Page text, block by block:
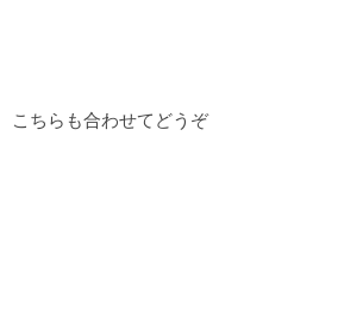
こちらも合わせてどうぞ